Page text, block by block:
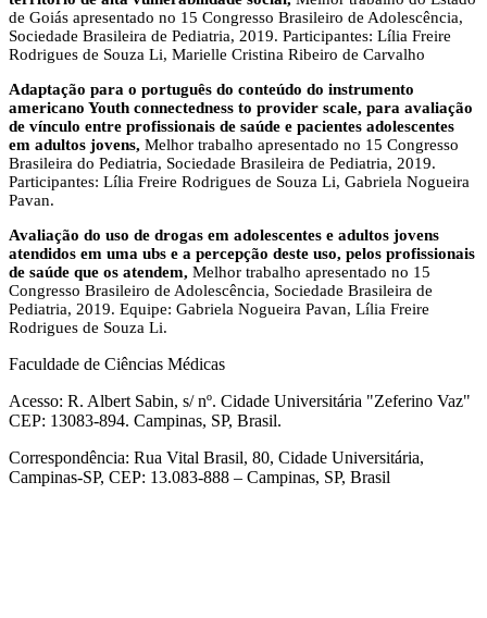
de Goiás apresentado no 15 Congresso Brasileiro de Adolescência,
Sociedade Brasileira de Pediatria, 2019. Participantes: Lília Freire
Rodrigues de Souza Li, Marielle Cristina Ribeiro de Carvalho
Adaptação para o português do conteúdo do instrumento
americano Youth connectedness to provider scale, para avaliação
de vínculo entre profissionais de saúde e pacientes adolescentes
em adultos jovens, Melhor trabalho apresentado no 15 Congresso
Brasileira do Pediatria, Sociedade Brasileira de Pediatria, 2019.
Participantes: Lília Freire Rodrigues de Souza Li, Gabriela Nogueira
Pavan.
Avaliação do uso de drogas em adolescentes e adultos jovens
atendidos em uma ubs e a percepção deste uso, pelos profissionais
de saúde que os atendem, Melhor trabalho apresentado no 15
Congresso Brasileiro de Adolescência, Sociedade Brasileira de
Pediatria, 2019. Equipe: Gabriela Nogueira Pavan, Lília Freire
Rodrigues de Souza Li.
Faculdade de Ciências Médicas
Acesso: R. Albert Sabin, s/ nº. Cidade Universitária "Zeferino Vaz"
CEP: 13083-894. Campinas, SP, Brasil.
Correspondência: Rua Vital Brasil, 80, Cidade Universitária,
Campinas-SP, CEP: 13.083-888 – Campinas, SP, Brasil